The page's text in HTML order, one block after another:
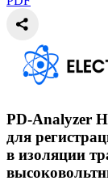
PD-Analyzer
для
в изоляции